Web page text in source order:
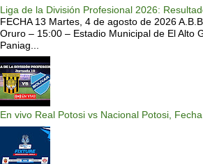
Liga de la División Profesional 2026:
FECHA 13 Martes, 4 de agosto de 2026
Oruro – 15:00 – Estadio Municipal de El Alto
Paniag...
En vivo Real Potosi vs Nacional Potosi,